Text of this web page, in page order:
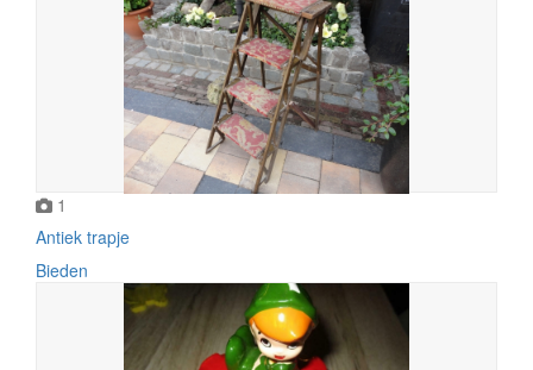
1
Antiek trapje
Bieden